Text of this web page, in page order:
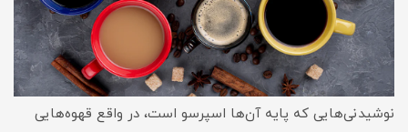
نوشیدنی‌هایی که پایه آن‌ها اسپرسو است، در واقع قهوه‌هایی